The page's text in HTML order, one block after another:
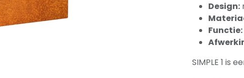
Design:
Functie:
SIMPLE 1 is